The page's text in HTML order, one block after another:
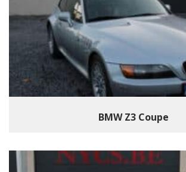
BMW Z3 Coupe